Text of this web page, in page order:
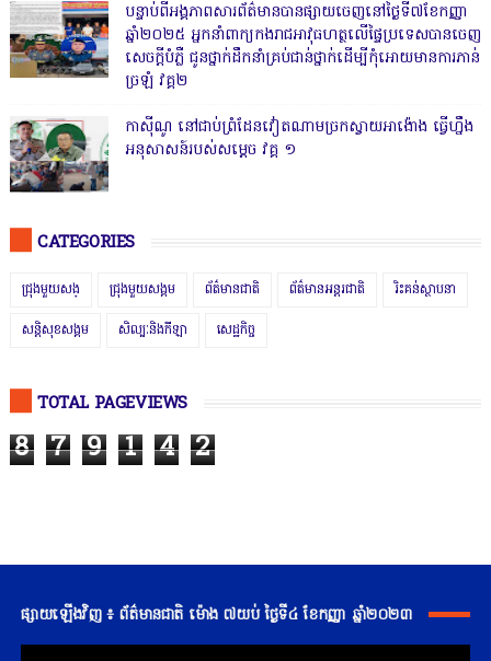
បន្ទាប់ពីអង្គភាពសារព័ត៌មានបានផ្សាយចេញនៅថ្ងៃទី៧ខែកញ្ញា
ឆ្នាំ២០២៥ អ្នកនាំពាក្យកងរាជអាវុធហត្ថលើផ្ទៃប្រទេសបានចេញ
សេចក្តីបំភ្លឺ ជូនថ្នាក់ដឹកនាំគ្រប់ជាន់ថ្នាក់ដើម្បីកុំអោយមានការភាន់
ច្រឡំ វគ្គ២
កាសុីណូ នៅជាប់ព្រំដែនវៀតណាមច្រកស្វាយអាង៉ោង ធ្វើហ្នឹង
អនុសាសន៍របស់សម្ដេច វគ្គ ១
CATEGORIES
ជ្រុងមួយសង្ ជ្រុងមួយសង្គម ព័ត៌មានជាតិ ព័ត៌មានអន្តរជាតិ រិះគន់ស្ថាបនា
សន្តិសុខសង្គម សិល្បៈនិងកីឡា សេដ្ឋកិច្ច
TOTAL PAGEVIEWS
8 7 9 1 4 2
ផ្សាយឡើងវិញ ៖ ព័ត៌មានជាតិ ម៉ោង ៧យប់ ថ្ងៃទី៤ ខែកញ្ញា ឆ្នាំ២០២៣